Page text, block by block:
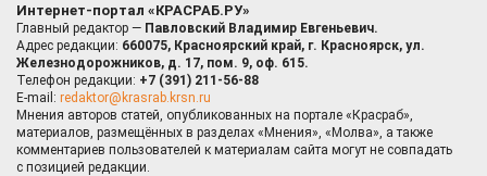
Интернет-портал «КРАСРАБ.РУ»
Главный редактор — Павловский Владимир Евгеньевич.
Адрес редакции: 660075, Красноярский край, г. Красноярск, ул.
Железнодорожников, д. 17, пом. 9, оф. 615.
Телефон редакции: +7 (391) 211-56-88
E-mail: redaktor@krasrab.krsn.ru
Мнения авторов статей, опубликованных на портале «Красраб»,
материалов, размещённых в разделах «Мнения», «Молва», а также
комментариев пользователей к материалам сайта могут не совпадать
с позицией редакции.